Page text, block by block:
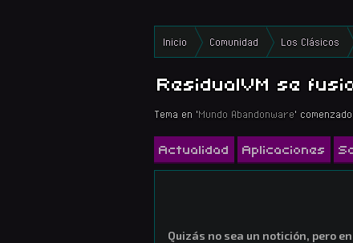
Inicio Comunidad Los Clásicos
ResidualVM se
Tema en 'Mundo Abandonware'
Actualidad Aplicaciones
Quizás no sea un notición, pero